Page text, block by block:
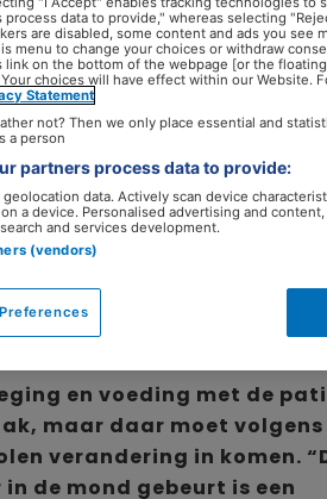
8 mei 2023
en voeding met de
maar daar moet volgens
verandering in komen.
de mond gebeurt is een
process data to provide," whereas selecting
are disabled, some content and ads you see
menu to change your choices or withdraw
link on the bottom of the webpage [or the
choices will have effect within our Website.
Statement
not? Then we only place essential and
a person
partners process data to provide:
geolocation data. Actively scan device
a device. Personalised advertising and
and services development.
(vendors)